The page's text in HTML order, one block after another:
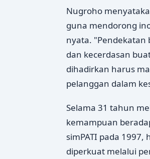
Nugroho
guna mendorong
nyata. "Pendekatan
dan kecerdasan
dihadirkan harus
pelanggan dalam
Selama 31 tahun
kemampuan
simPATI pada 1997,
diperkuat melalui